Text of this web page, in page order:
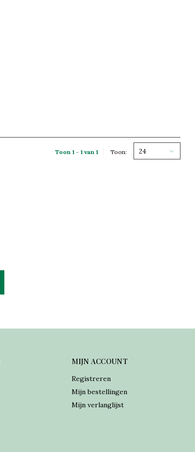
Toon 1 - 1 van 1 Toon: 24
MIJN ACCOUNT
Registreren
Mijn bestellingen
Mijn verlanglijst